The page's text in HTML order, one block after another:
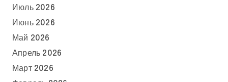
Июль 2026
Июнь 2026
Май 2026
Апрель 2026
Март 2026